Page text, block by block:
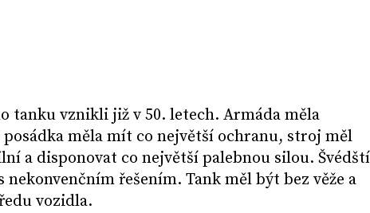
tanku vznikli již v 50. letech. Armáda měla
měla mít co největší ochranu, stroj měl
a disponovat co největší palebnou silou. Švédští
řešením. Tank měl být bez věže a
vozidla.